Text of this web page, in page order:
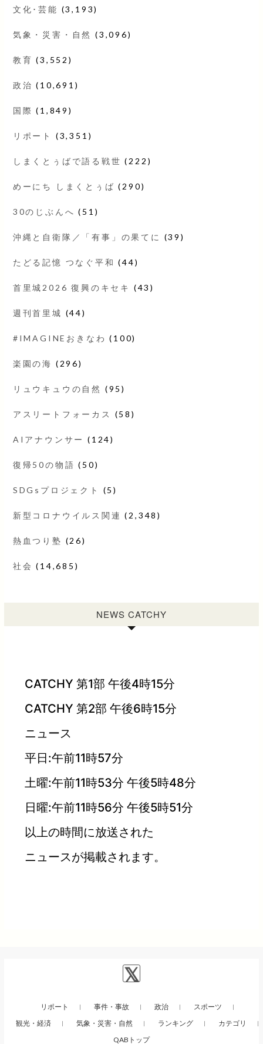
文化･芸能 (3,193)
気象・災害・自然 (3,096)
教育 (3,552)
政治 (10,691)
国際 (1,849)
リポート (3,351)
しまくとぅばで語る戦世 (222)
めーにち しまくとぅば (290)
30のじぶんへ (51)
沖縄と自衛隊／「有事」の果てに (39)
たどる記憶 つなぐ平和 (44)
首里城2026 復興のキセキ (43)
週刊首里城 (44)
#IMAGINEおきなわ (100)
楽園の海 (296)
リュウキュウの自然 (95)
アスリートフォーカス (58)
AIアナウンサー (124)
復帰50の物語 (50)
SDGsプロジェクト (5)
新型コロナウイルス関連 (2,348)
熱血つり塾 (26)
社会 (14,685)
NEWS CATCHY
CATCHY 第1部 午後4時15分
CATCHY 第2部 午後6時15分
ニュース
平日:午前11時57分
土曜:午前11時53分 午後5時48分
日曜:午前11時56分 午後5時51分
以上の時間に放送された
ニュースが掲載されます。
リポート 事件・事故 政治
スポーツ
観光・経済
気象・災害・自然 ランキング
カテゴリ
QABトップ